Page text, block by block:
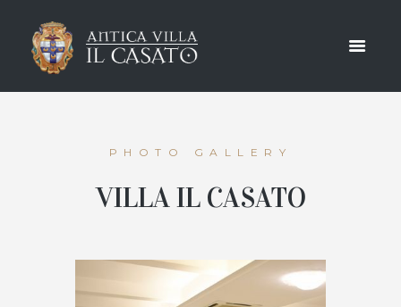
GALLERY
VILLA IL CASATO
PHOTO GALLERY
VILLA IL CASATO